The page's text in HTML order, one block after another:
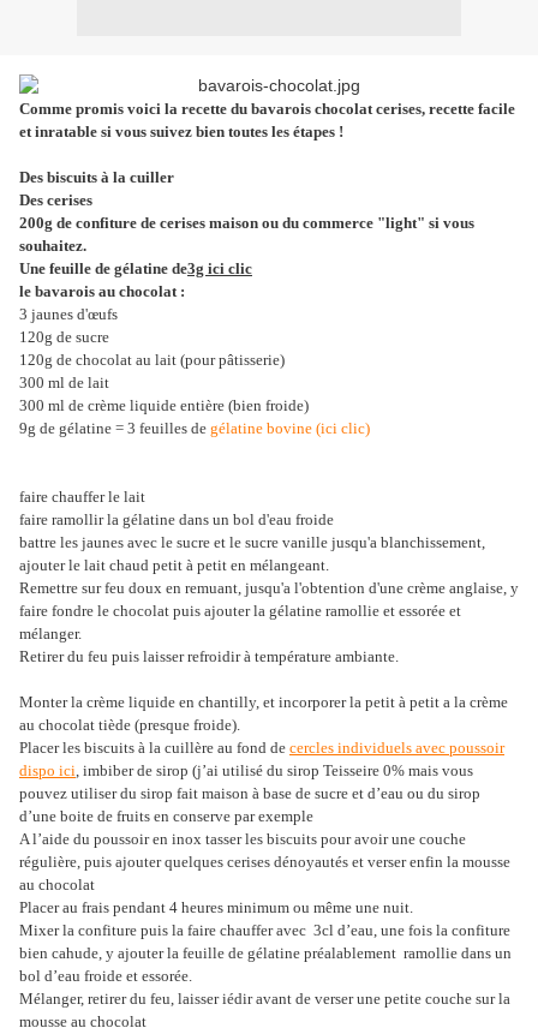
Comme promis voici la recette du bavarois chocolat cerises, recette facile
et inratable si vous suivez bien toutes les étapes !
Des biscuits à la cuiller
Des cerises
200g de confiture de cerises maison ou du commerce "light" si vous
souhaitez.
Une feuille de gélatine de3g ici clic
le bavarois au chocolat :
3 jaunes d'œufs
120g de sucre
120g de chocolat au lait (pour pâtisserie)
300 ml de lait
300 ml de crème liquide entière (bien froide)
9g de gélatine = 3 feuilles de gélatine bovine (ici clic)
faire chauffer le lait
faire ramollir la gélatine dans un bol d'eau froide
battre les jaunes avec le sucre et le sucre vanille jusqu'a blanchissement,
ajouter le lait chaud petit à petit en mélangeant.
Remettre sur feu doux en remuant, jusqu'a l'obtention d'une crème anglaise, y
faire fondre le chocolat puis ajouter la gélatine ramollie et essorée et
mélanger.
Retirer du feu puis laisser refroidir à température ambiante.
Monter la crème liquide en chantilly, et incorporer la petit à petit a la crème
au chocolat tiède (presque froide).
Placer les biscuits à la cuillère au fond de cercles individuels avec poussoir
dispo ici, imbiber de sirop (j’ai utilisé du sirop Teisseire 0% mais vous
pouvez utiliser du sirop fait maison à base de sucre et d’eau ou du sirop
d’une boite de fruits en conserve par exemple
A l’aide du poussoir en inox tasser les biscuits pour avoir une couche
régulière, puis ajouter quelques cerises dénoyautés et verser enfin la mousse
au chocolat
Placer au frais pendant 4 heures minimum ou même une nuit.
Mixer la confiture puis la faire chauffer avec 3cl d’eau, une fois la confiture
bien cahude, y ajouter la feuille de gélatine préalablement ramollie dans un
bol d’eau froide et essorée.
Mélanger, retirer du feu, laisser iédir avant de verser une petite couche sur la
mousse au chocolat